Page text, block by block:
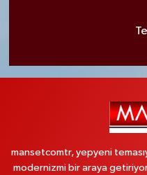
mansetcomtr, yepyeni
modernizmi bir araya